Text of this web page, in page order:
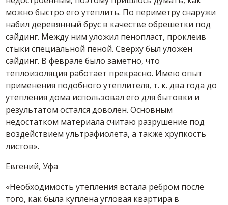
можно быстро его утеплить. По периметру снаружи
набил деревянный брус в качестве обрешетки под
сайдинг. Между ним уложил пенопласт, проклеив
стыки специальной пеной. Сверху был уложен
сайдинг. В феврале было заметно, что
теплоизоляция работает прекрасно. Имею опыт
применения подобного утеплителя, т. к. два года до
утепления дома использовал его для бытовки и
результатом остался доволен. Основным
недостатком материала считаю разрушение под
воздействием ультрафиолета, а также хрупкость
листов».
Евгений, Уфа
«Необходимость утепления встала ребром после
того, как была куплена угловая квартира в